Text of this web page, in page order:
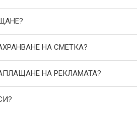
НА СМЕТКА?
НА РЕКЛАМАТА?